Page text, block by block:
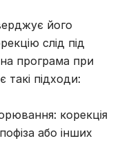
його
слід під
програма при
підходи:
корекція
або інших